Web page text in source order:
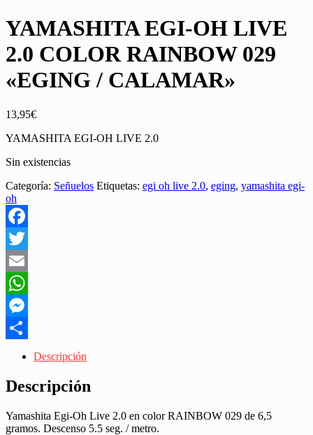
YAMASHITA EGI-OH LIVE
2.0 COLOR RAINBOW 029
«EGING / CALAMAR»
13,95€
YAMASHITA EGI-OH LIVE 2.0
Sin existencias
Categoría: Señuelos Etiquetas: egi oh live 2.0, eging, yamashita egi-
oh
Facebook
Twitter
Email
WhatsApp
Messenger
Descripción
Descripción
Yamashita Egi-Oh Live 2.0 en color RAINBOW 029 de 6,5
gramos. Descenso 5.5 seg. / metro.